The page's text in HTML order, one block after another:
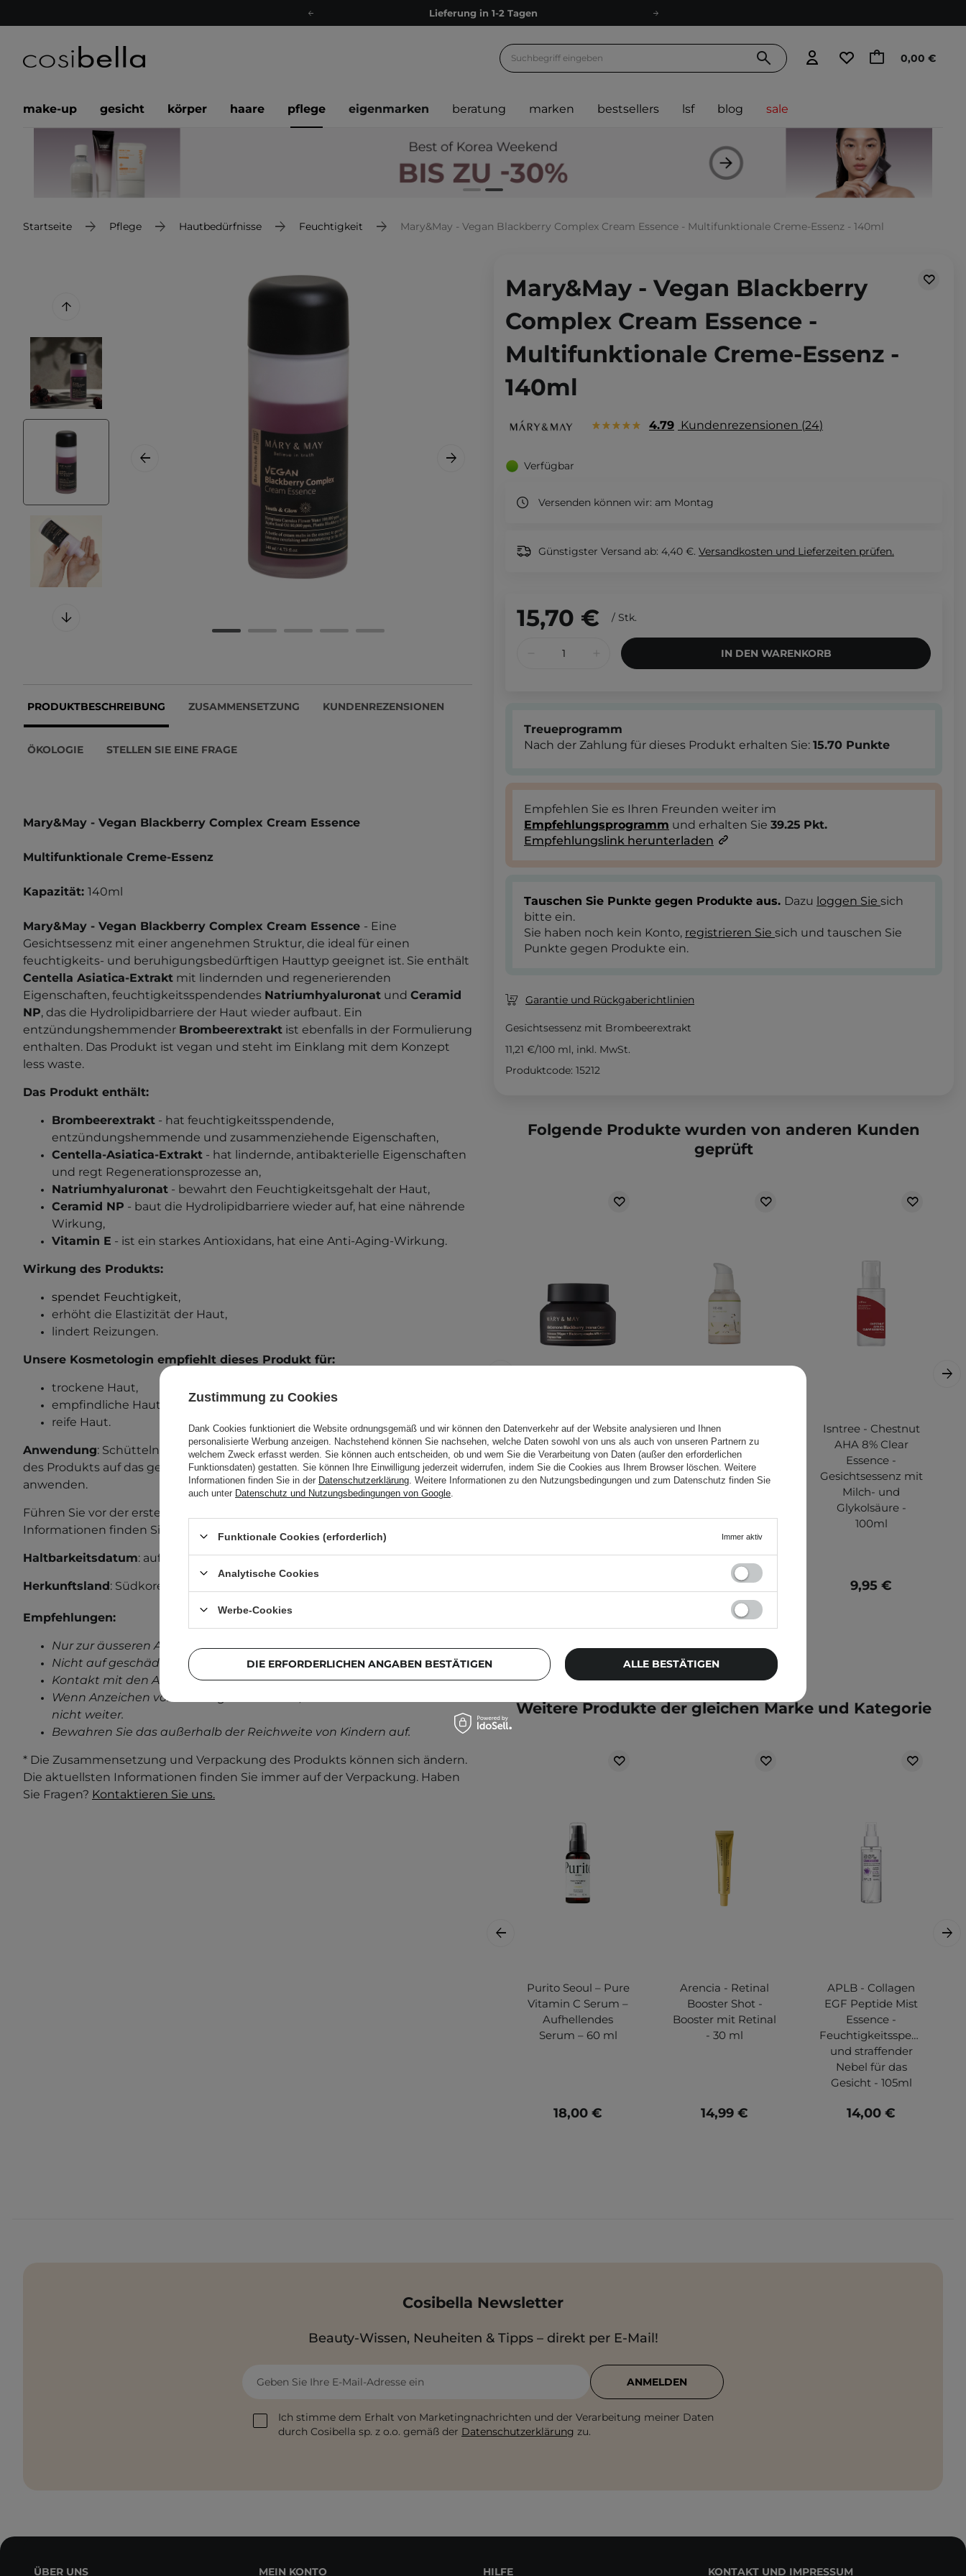
Empfehle uns weiter und sammle noch mehr Punkte
Ökologie
Treueprogramm
Lieferung in 1-2 Tagen
Empfehle uns weiter und sammle noch mehr Punkte
Kostenloser Versand ab 60 €
0,00 €
make-up gesicht körper haare pflege eigenmarken beratung marken bestsellers lsf blog sale
Startseite Pflege Hautbedürfnisse Feuchtigkeit Mary&May - Vegan Blackberry Complex Cream Essence - Multifunktionale Creme-Essenz - 140ml
PRODUKTBESCHREIBUNG ZUSAMMENSETZUNG KUNDENREZENSIONEN
ÖKOLOGIE STELLEN SIE EINE FRAGE
Mary&May - Vegan Blackberry Complex Cream Essence
Multifunktionale Creme-Essenz
Kapazität: 140ml
Mary&May - Vegan Blackberry Complex Cream Essence - Eine
Gesichtsessenz mit einer angenehmen Struktur, die ideal für einen
feuchtigkeits- und beruhigungsbedürftigen Hauttyp geeignet ist. Sie enthält
Centella Asiatica-Extrakt mit lindernden und regenerierenden
Eigenschaften, feuchtigkeitsspendendes Natriumhyaluronat und Ceramid
NP, das die Hydrolipidbarriere der Haut wieder aufbaut. Ein
entzündungshemmender Brombeerextrakt ist ebenfalls in der Formulierung
enthalten. Das Produkt ist vegan und steht im Einklang mit dem Konzept
less waste.
Das Produkt enthält:
Brombeerextrakt - hat feuchtigkeitsspendende,
entzündungshemmende und zusammenziehende Eigenschaften,
Centella-Asiatica-Extrakt - hat lindernde, antibakterielle Eigenschaften
und regt Regenerationsprozesse an,
Natriumhyaluronat - bewahrt den Feuchtigkeitsgehalt der Haut,
Ceramid NP - baut die Hydrolipidbarriere wieder auf, hat eine nährende
Wirkung,
Vitamin E - ist ein starkes Antioxidans, hat eine Anti-Aging-Wirkung.
Wirkung des Produkts:
spendet Feuchtigkeit,
erhöht die Elastizität der Haut,
lindert Reizungen.
Unsere Kosmetologin empfiehlt dieses Produkt für:
trockene Haut,
empfindliche Haut,
reife Haut.
Anwendung: Schütteln Sie die Flasche vor dem Gebrauch. Eine kleine Menge
des Produkts auf das gereinigte Gesicht auftragen. Morgens und abends
anwenden.
Führen Sie vor der ersten Anwendung einen Allergietest durch. Weitere
Informationen finden Sie in unserem Beitrag zum
Haltbarkeitsdatum: auf der Verpackung.
Herkunftsland: Südkorea.
Empfehlungen:
Nur zur äusseren Anwendung.
Nicht auf geschädigter Haut anwenden.
Kontakt mit den Augen vermeiden.
Wenn Anzeichen von Reizungen auftreten, verwenden Sie das Produkt
nicht weiter.
Bewahren Sie das außerhalb der Reichweite von Kindern auf.
* Die Zusammensetzung und Verpackung des Produkts können sich ändern.
Die aktuellsten Informationen finden Sie immer auf der Verpackung. Haben
Sie Fragen? Kontaktieren Sie uns.
Mary&May - Vegan Blackberry
Complex Cream Essence -
Multifunktionale Creme-Essenz -
140ml
4.79 Kundenrezensionen 24
Verfügbar
Versenden können wir: am Montag
Günstigster Versand ab: 4,40 €. Versandkosten und Lieferzeiten prüfen.
15,70 € / Stk.
IN DEN WARENKORB
Treueprogramm
Nach der Zahlung für dieses Produkt erhalten Sie: 15.70 Punkte
Empfehlen Sie es Ihren Freunden weiter im
Empfehlungsprogramm und erhalten Sie 39.25 Pkt.
Empfehlungslink herunterladen
Tauschen Sie Punkte gegen Produkte aus. Dazu loggen Sie sich
bitte ein.
Sie haben noch kein Konto, registrieren Sie sich und tauschen Sie
Punkte gegen Produkte ein.
Garantie und Rückgaberichtlinien
Gesichtsessenz mit Brombeerextrakt
11,21 €/100 ml, inkl. MwSt.
Produktcode: 15212
Folgende Produkte wurden von anderen Kunden
geprüft
Mary&May -
Idebenone
Blackberry Intense
Cream - Anti-
Round Lab -
Soybean
Nourishing Serum
- Nährendes
Sojaextrakt - 50ml
22,99 €
Isntree - Chestnut
AHA 8% Clear
Essence -
Gesichtsessenz mit
Milch- und
Glykolsäure -
100ml
9,95 €
Weitere Produkte der gleichen Marke und Kategorie
Purito Seoul – Pure
Vitamin C Serum –
Aufhellendes
Serum – 60 ml
18,00 €
Arencia - Retinal
Booster Shot -
Booster mit Retinal
- 30 ml
14,99 €
APLB - Collagen
EGF Peptide Mist
Essence -
Feuchtigkeitsspendender
und straffender
Nebel für das
Gesicht - 105ml
14,00 €
Cosibella Newsletter
Beauty-Wissen, Neuheiten & Tipps – direkt per E-Mail!
Geben Sie Ihre E-Mail-Adresse ein
Ich stimme dem Erhalt von Marketingnachrichten und der Verarbeitung meiner Daten
durch Cosibella sp. z o.o. gemäß der Datenschutzerklärung zu.
ANMELDEN
ÜBER UNS MEIN KONTO HILFE KONTAKT UND IMPRESSUM
Zustimmung zu Cookies
Dank Cookies funktioniert die Website ordnungsgemäß und wir können den Datenverkehr auf der Website analysieren und Ihnen
personalisierte Werbung anzeigen. Nachstehend können Sie nachsehen, welche Daten sowohl von uns als auch von unseren Partnern zu
welchem Zweck erfasst werden. Sie können auch entscheiden, ob und wem Sie die Verarbeitung von Daten (außer den erforderlichen
Funktionsdaten) gestatten. Sie können Ihre Einwilligung jederzeit widerrufen, indem Sie die Cookies aus Ihrem Browser löschen. Weitere
Informationen finden Sie in der Datenschutzerklärung . Weitere Informationen zu den Nutzungsbedingungen und zum Datenschutz finden Sie
auch unter Datenschutz und Nutzungsbedingungen von Google
Funktionale Cookies (erforderlich) Immer aktiv
Analytische Cookies
Werbe-Cookies
DIE ERFORDERLICHEN ANGABEN BESTÄTIGEN ALLE BESTÄTIGEN